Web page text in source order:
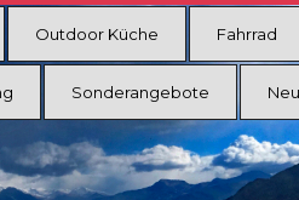
Outdoor Küche Fahrrad
Sonderangebote